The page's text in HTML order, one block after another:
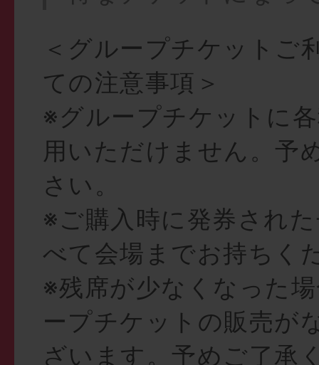
＜グループチケットご
ての注意事項＞
※グループチケットに
用いただけません。予
さい。
※ご購入時に発券され
べて会場までお持ちく
※残席が少なくなった
ープチケットの販売が
ざいます。予めご了承